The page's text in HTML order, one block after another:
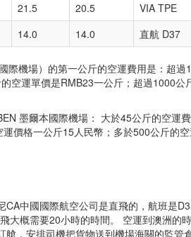
21.5 20.5
VIA TPE
14.0 14.0 直航 D37
際機場）的第一公斤的空運費用是：超過
空運單價是RMB23一公斤；超過1000公
墨爾本國際機場： 大於45公斤的空運
價格一公斤15人民幣；多於500公斤的
中國國際航空公司是直飛的，航班是
大概需要20小時的時間。 空運到澳洲的
，安排司機把貨物送到機場海關的監管